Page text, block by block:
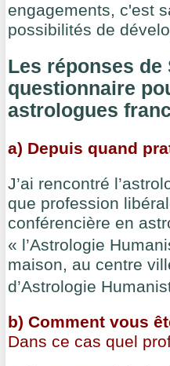
engagements, c'est
possibilités de
Les réponses de
questionnaire
astrologues
a) Depuis quand
J’ai rencontré
que profession
conférencière en
« l’Astrologie
maison, au centre
d’Astrologie
b) Comment vous
Dans ce cas quel